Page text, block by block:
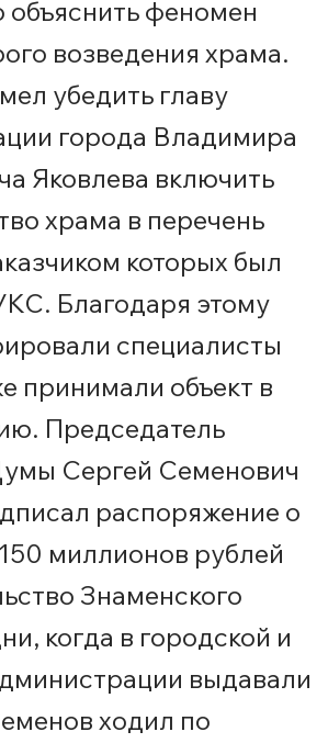
феномен
возведения храма.
убедить главу
города Владимира
Яковлева включить
храма в перечень
которых был
Благодаря этому
специалисты
принимали объект в
Председатель
Сергей Семенович
распоряжение о
миллионов рублей
Знаменского
когда в городской и
выдавали
ходил по